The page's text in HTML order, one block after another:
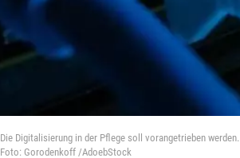
Die Digitalisierung in der Pflege soll vorangetrieben werden.
Foto: Gorodenkoff /AdoebStock